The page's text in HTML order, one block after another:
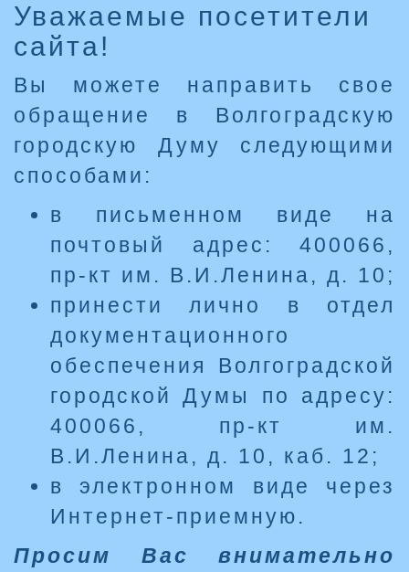
Уважаемые посетители
сайта!
Вы можете направить свое
обращение в Волгоградскую
городскую Думу следующими
способами:
в письменном виде на
почтовый адрес: 400066,
пр-кт им. В.И.Ленина, д. 10;
принести лично в отдел
документационного
обеспечения Волгоградской
городской Думы по адресу:
400066, пр-кт им.
В.И.Ленина, д. 10, каб. 12;
в электронном виде через
Интернет-приемную.
Просим Вас внимательно